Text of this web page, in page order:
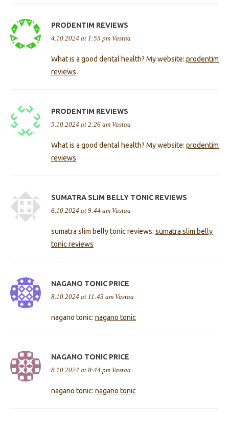
PRODENTIM REVIEWS
4.10.2024 at 1:55 pm Vastaa
What is a good dental health? My website: prodentim
reviews
PRODENTIM REVIEWS
5.10.2024 at 2:26 am Vastaa
What is a good dental health? My website: prodentim
reviews
SUMATRA SLIM BELLY TONIC REVIEWS
6.10.2024 at 9:44 am Vastaa
sumatra slim belly tonic reviews: sumatra slim belly
tonic reviews
NAGANO TONIC PRICE
8.10.2024 at 11:43 am Vastaa
nagano tonic: nagano tonic
NAGANO TONIC PRICE
8.10.2024 at 8:44 pm Vastaa
nagano tonic: nagano tonic